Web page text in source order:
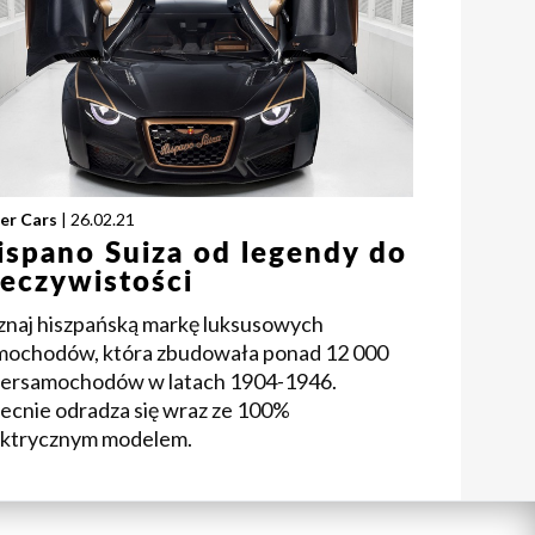
Cars | 26.02.21
Suiza od legendy do
hiszpańską markę luksusowych
która zbudowała ponad 12 000
w latach 1904-1946.
odradza się wraz ze 100%
modelem.